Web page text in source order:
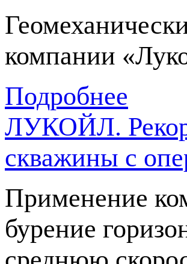
компании
Подробнее
ЛУКОЙЛ.
скважины с
Применение
бурение